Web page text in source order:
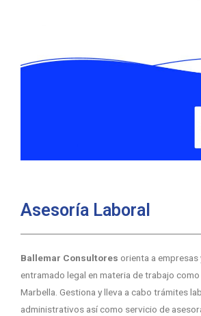
Asesoría Laboral
Ballemar Consultores orienta a empresas
entramado legal en materia de trabajo
Marbella. Gestiona y lleva a cabo trámites
administrativos así como servicio de